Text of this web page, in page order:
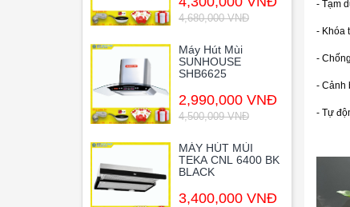
4,680,000 VNĐ
Máy Hút Mùi
SUNHOUSE
SHB6625
2,990,000 VNĐ
4,500,009 VNĐ
MÁY HÚT MÙI
TEKA CNL 6400 BK
BLACK
3,400,000 VNĐ
- Tạm
- Khóa
-
- Cảnh
- Tự